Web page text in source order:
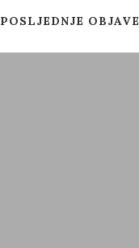
POSLJEDNJE OBJAVE